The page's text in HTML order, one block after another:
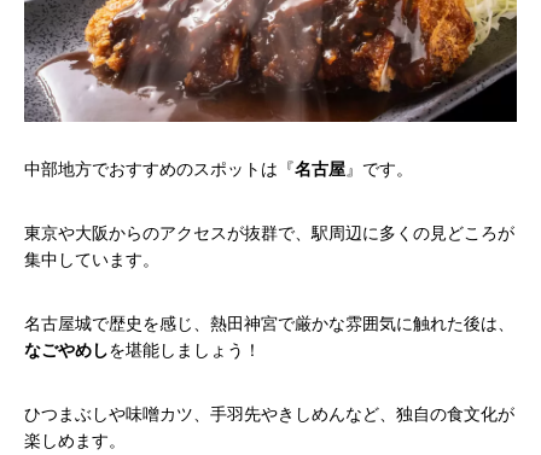
中部地方でおすすめのスポットは『名古屋』です。
東京や大阪からのアクセスが抜群で、駅周辺に多くの見どころが
集中しています。
名古屋城で歴史を感じ、熱田神宮で厳かな雰囲気に触れた後は、
なごやめしを堪能しましょう！
ひつまぶしや味噌カツ、手羽先やきしめんなど、独自の食文化が
楽しめます。